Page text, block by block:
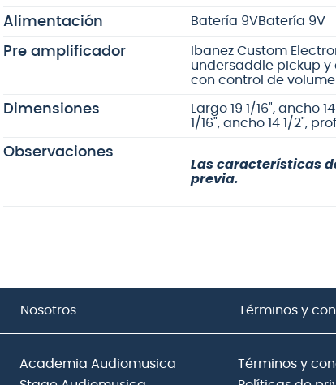
Alimentación Batería 9VBatería 9V
Pre amplificador
Ibanez Custom
undersaddle pickup
con control de
Dimensiones Largo 19 1/16", ancho
1/16", ancho 14 1/2",
Observaciones
Las características
previa.
Nosotros Términos y
Academia Audiomusica
Términos y